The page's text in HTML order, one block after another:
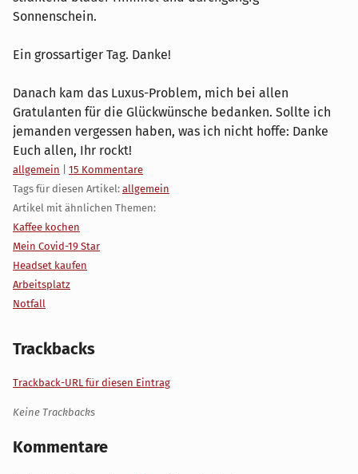
Sonnenschein.
Ein grossartiger Tag. Danke!
Danach kam das Luxus-Problem, mich bei allen
Gratulanten für die Glückwünsche bedanken. Sollte ich
jemanden vergessen haben, was ich nicht hoffe: Danke
Euch allen, Ihr rockt!
Kategorien:
allgemein
15 Kommentare
Tags für diesen Artikel: allgemein
Artikel mit ähnlichen Themen:
Kaffee kochen
Mein Covid-19 Star
Headset kaufen
Arbeitsplatz
Notfall
Trackbacks
Trackback-URL für diesen Eintrag
Keine Trackbacks
Kommentare